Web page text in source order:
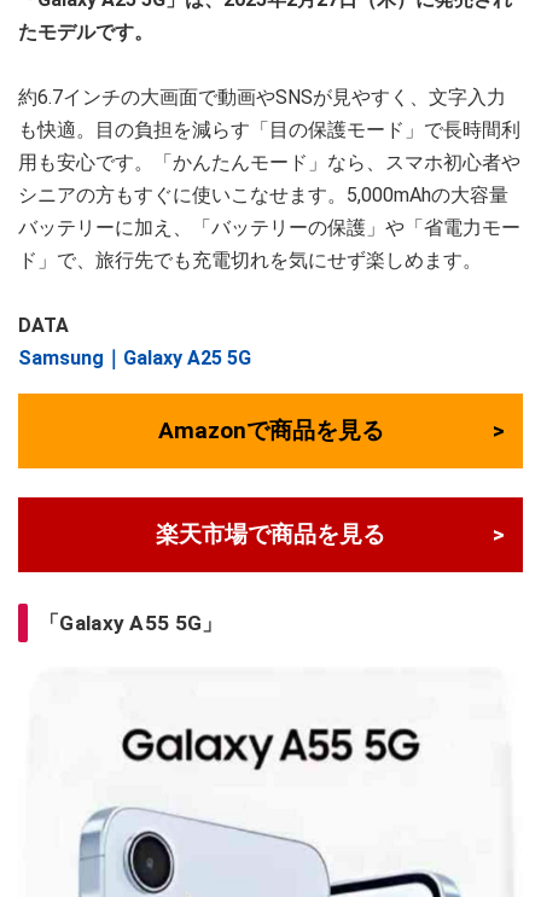
たモデルです。
約6.7インチの大画面で動画やSNSが見やすく、文字入力
も快適。目の負担を減らす「目の保護モード」で長時間利
用も安心です。「かんたんモード」なら、スマホ初心者や
シニアの方もすぐに使いこなせます。5,000mAhの大容量
バッテリーに加え、「バッテリーの保護」や「省電力モー
ド」で、旅行先でも充電切れを気にせず楽しめます。
DATA
Samsung｜Galaxy A25 5G
Amazonで商品を見る
楽天市場で商品を見る
「Galaxy A55 5G」